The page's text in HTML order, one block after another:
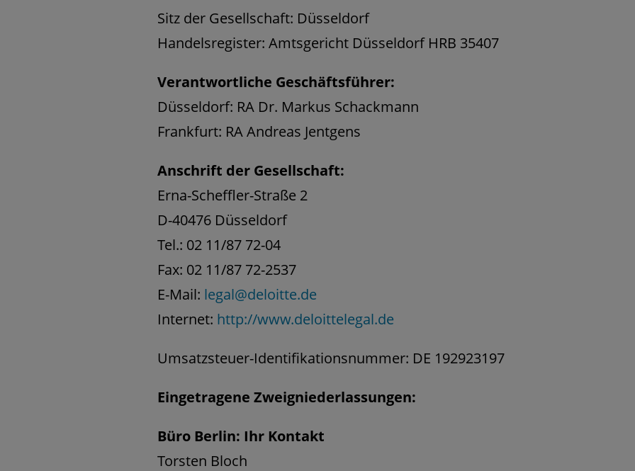
Sitz der Gesellschaft: Düsseldorf
Handelsregister: Amtsgericht Düsseldorf HRB 35407
Verantwortliche Geschäftsführer:
Düsseldorf: RA Dr. Markus Schackmann
Frankfurt: RA Andreas Jentgens
Anschrift der Gesellschaft:
Erna-Scheffler-Straße 2
D-40476 Düsseldorf
Tel.: 02 11/87 72-04
Fax: 02 11/87 72-2537
E-Mail: legal@deloitte.de
Internet: http://www.deloittelegal.de
Umsatzsteuer-Identifikationsnummer: DE 192923197
Eingetragene Zweigniederlassungen:
Büro Berlin: Ihr Kontakt
Torsten Bloch